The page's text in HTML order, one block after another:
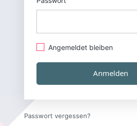
Angemeldet bleiben
Passwort vergessen?